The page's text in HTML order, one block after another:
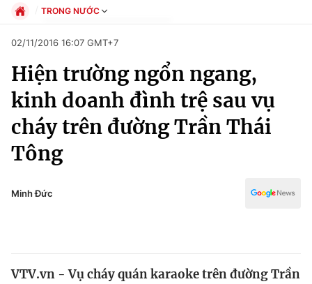
Chuyên mục
Chính trị
Xã hội
Pháp luật
Thế giới
TRONG NƯỚC
Xã hội
Pháp luật
Thể thao
Truyền hình
Văn hóa - Giải trí
Y tế
Công nghệ
02/11/2016 16:07 GMT+7
Hiện trường ngổn ngang,
kinh doanh đình trệ sau vụ
cháy trên đường Trần Thái
Tông
Minh Đức
VTV.vn - Vụ cháy quán karaoke trên đường Trần